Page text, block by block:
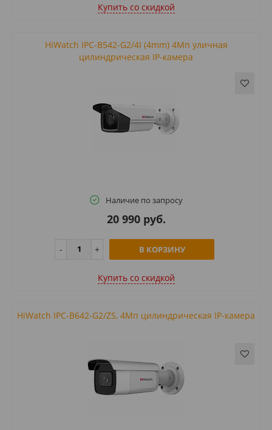
Купить cо скидкой
HiWatch IPC-B542-G2/4I (4mm) 4Мп уличная
цилиндрическая IP-камера
Наличие по запросу
20 990 руб.
В КОРЗИНУ
Купить cо скидкой
HiWatch IPC-B642-G2/ZS, 4Мп цилиндрическая IP-камера